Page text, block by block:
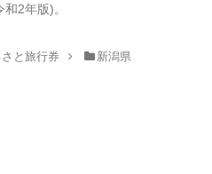
2年版)。
と旅行券 新潟県